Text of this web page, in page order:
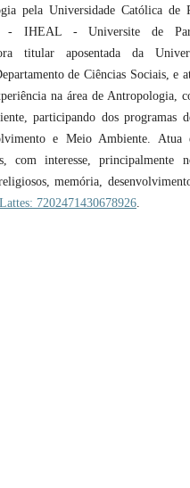
pela Universidade Católica de
IHEAL - Universite de
titular aposentada da
de Ciências Sociais, e
na área de Antropologia,
participando dos programas
e Meio Ambiente. Atua
com interesse, principalmente
memória,
7202471430678926.